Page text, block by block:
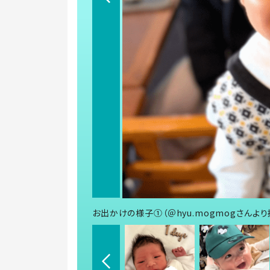
お出かけの様子①（＠hyu.mogmogさんより